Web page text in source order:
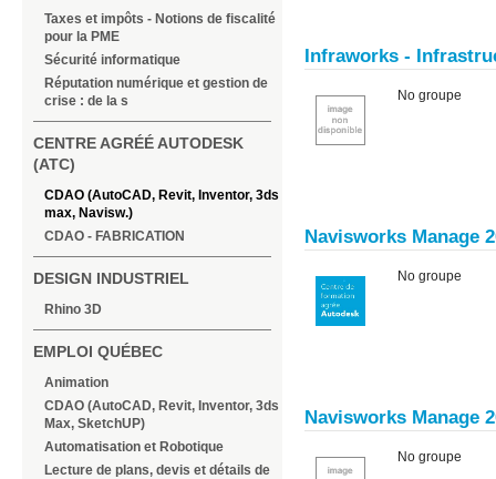
Taxes et impôts - Notions de fiscalité
pour la PME
Sécurité informatique
Réputation numérique et gestion de
crise : de la s
CENTRE AGRÉÉ AUTODESK
(ATC)
CDAO (AutoCAD, Revit, Inventor, 3ds
max, Navisw.)
CDAO - FABRICATION
DESIGN INDUSTRIEL
Rhino 3D
EMPLOI QUÉBEC
Animation
CDAO (AutoCAD, Revit, Inventor, 3ds
Max, SketchUP)
Automatisation et Robotique
Lecture de plans, devis et détails de
Infraworks -
No groupe
Navisworks Manage
No groupe
Navisworks Manage
No groupe